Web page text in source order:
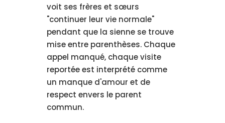
voit ses frères et sœurs
"continuer leur vie normale"
pendant que la sienne se trouve
mise entre parenthèses. Chaque
appel manqué, chaque visite
reportée est interprété comme
un manque d'amour et de
respect envers le parent
commun.